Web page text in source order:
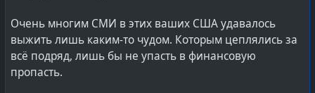
разумность или целесообразность, а соответствие
лозунгам и роли (личине, костюму).
Люди мнящие себя элитой и представителями наций
Очень многим СМИ в этих ваших США удавалось
выжить лишь каким-то чудом. Которым цеплялись за
всё подряд, лишь бы не упасть в финансовую
пропасть.